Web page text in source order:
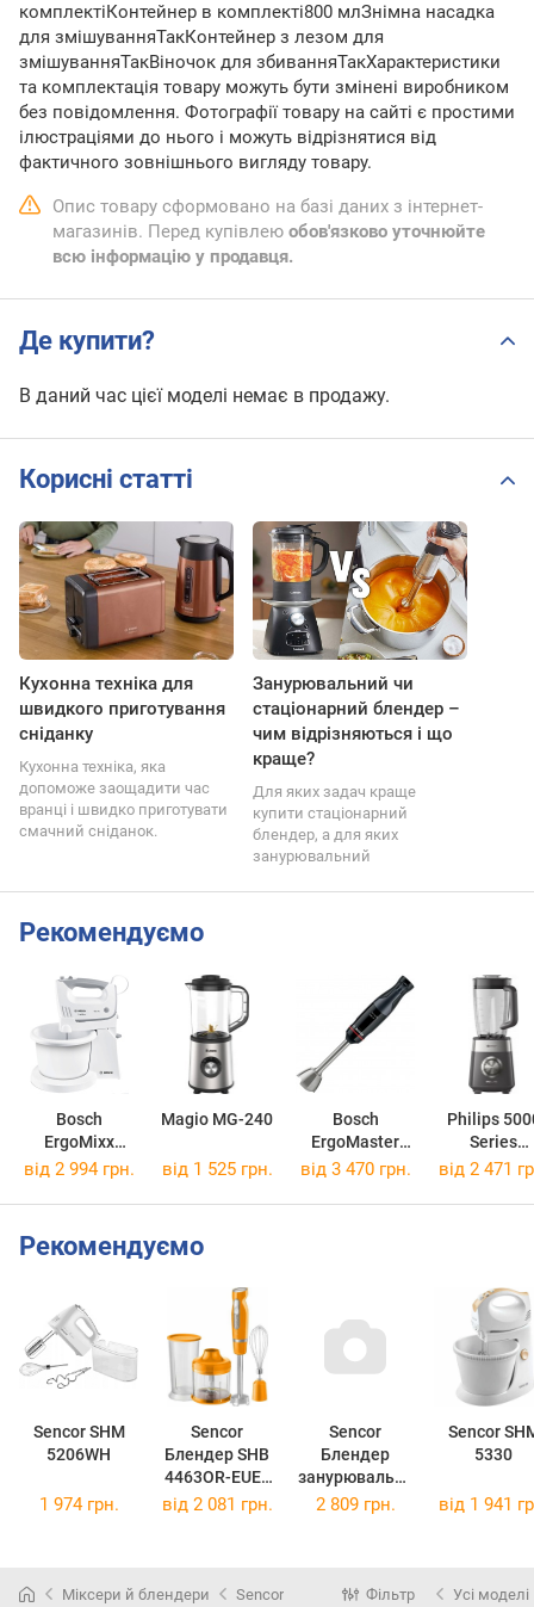
комплектіКонтейнер в комплекті800 млЗнімна насадка
для змішуванняТакКонтейнер з лезом для
змішуванняТакВіночок для збиванняТакХарактеристики
та комплектація товару можуть бути змінені виробником
без повідомлення. Фотографії товару на сайті є простими
ілюстраціями до нього і можуть відрізнятися від
фактичного зовнішнього вигляду товару.
Опис товару сформовано на базі даних з інтернет-
магазинів. Перед купівлею обов'язково уточнюйте
всю інформацію у продавця.
Де купити?
В даний час цієї моделі немає в продажу.
Корисні статті
Кухонна техніка для
швидкого приготування
сніданку
Кухонна техніка, яка
допоможе заощадити час
вранці і швидко приготувати
смачний сніданок.
Занурювальний чи
стаціонарний блендер –
чим відрізняються і що
краще?
Для яких задач краще
купити стаціонарний
блендер, а для яких
занурювальний
Рекомендуємо
Bosch
ErgoMixx
MFQ36490
Magio MG-240
Bosch
ErgoMaster
MSM4B670
Philips
Series
HR3020/
від 2 994 грн. від 1 525 грн. від 3 470 грн. від 2 471
Рекомендуємо
Sencor SHM
5206WH
Sencor
Блендер SHB
4463OR-EUE3
SHB4463OR-
Sencor
Блендер
занурювальни
й SHB 4464RD
Sencor SHM
5330
1 974 грн. від 2 081 грн. 2 809 грн. від 1 941
Міксери й блендери Sencor Фільтр Усі моделі